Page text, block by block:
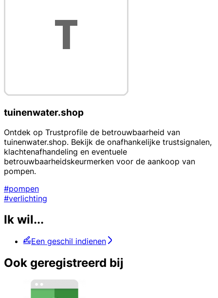
tuinenwater.shop
Ontdek op Trustprofile de betrouwbaarheid van
tuinenwater.shop. Bekijk de onafhankelijke trustsignalen,
klachtenafhandeling en eventuele
betrouwbaarheidskeurmerken voor de aankoop van
pompen.
#pompen
#verlichting
Ik wil...
Een geschil indienen
Ook geregistreerd bij